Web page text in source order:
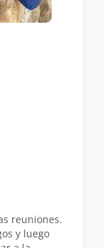
reuniones.
y luego